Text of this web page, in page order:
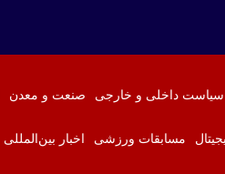
سیاست داخلی و خارجی صنعت و معدن
مسابقات ورزشی اخبار بین‌المللی